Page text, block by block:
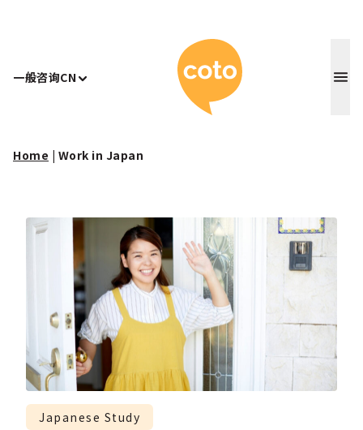
一般咨询CN Coto 日本
Home | Work in Japan
Japanese Study